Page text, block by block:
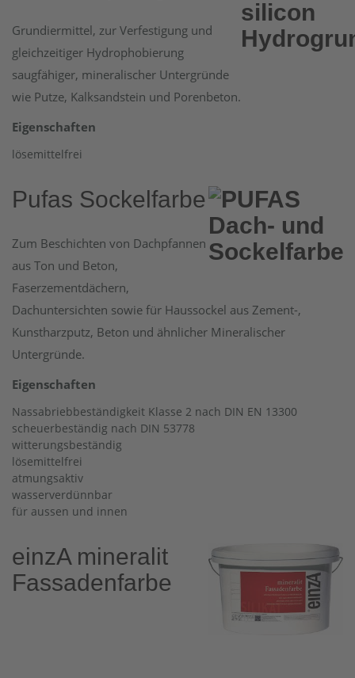
Grundiermittel, zur Verfestigung und
gleichzeitiger Hydrophobierung
saugfähiger, mineralischer Untergründe
wie Putze, Kalksandstein und Porenbeton.
Eigenschaften
lösemittelfrei
Pufas Sockelfarbe
Zum Beschichten von Dachpfannen
aus Ton und Beton,
Faserzementdächern,
Dachuntersichten sowie für Haussockel aus Zement-,
Kunstharzputz, Beton und ähnlicher Mineralischer
Untergründe.
Eigenschaften
Nassabriebbeständigkeit Klasse 2 nach DIN EN 13300
scheuerbeständig nach DIN 53778
witterungsbeständig
lösemittelfrei
atmungsaktiv
wasserverdünnbar
für aussen und innen
einzA mineralit
Fassadenfarbe